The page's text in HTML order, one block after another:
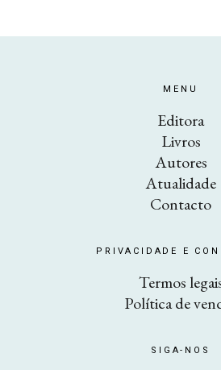
MENU
Editora
Livros
Autores
Atualidade
Contacto
PRIVACIDADE E
Termos
Política de
SIGA-NOS